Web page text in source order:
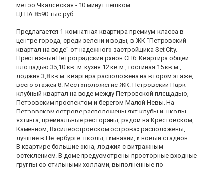
метро Чкаловская - 10 минут пешком.
ЦЕНА 8590 тыс.руб
Предлагается 1-комнатная квартира премиум-класса в
центре города, среди зелени и воды, в ЖК "Петровский
квартал на воде" от надежного застройщика SetlCity.
Престижный Петроградский район СПб. Квартира общей
площадью 35,10 кв .м. кухня 12 кв.м., гостиная 15 кв.м.,
лоджия 3,8 кв.м. квартира расположена на втором этаже,
всего этажей 8. Местоположение ЖК: Петровский Парк
клубный квартал на воде между Петровской площадью,
Петровским проспектом и берегом Малой Невы. На
Петровском острове расположены яхт-клубы и школы
яхтинга, премиальные рестораны, рядом на Крестовском,
Каменном, Василеостровском островах расположены,
лучшие в Петербурге школы, гимназии, и новый стадион.
В квартире большие окна, лоджия с витражным
остеклением. В доме предусмотрены просторные входные
группы со стильными холлами, выполненные по